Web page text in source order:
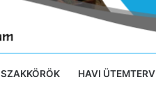
SZAKKÖRÖK HAVI ÜTEMTERV